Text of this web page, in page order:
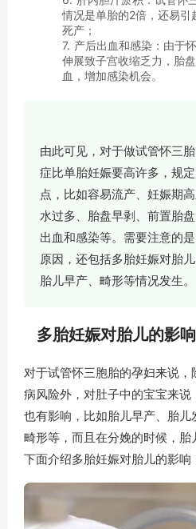
情况是单胎的2倍，还易引
死产；
7. 产后出血和感染：由于
伸展致子宫收缩乏力，胎
血，增加感染机会。
由此可见，对于做试管怀三
症比单胎妊娠要高许多，规
点，比如容易流产、妊娠期
水过多、胎盘早剥、前置胎
出血和感染等。需要注意的
原因，还包括多胎妊娠对胎
胎儿早产、畸形等情况发生。
多胎妊娠对胎儿的影响
对于试管怀三胞胎的孕妇来说
病风险外，对肚子中的宝宝来
也有影响，比如胎儿早产、胎
畸形等，而且在分娩的时候，胎
下面介绍多胎妊娠对胎儿的影响